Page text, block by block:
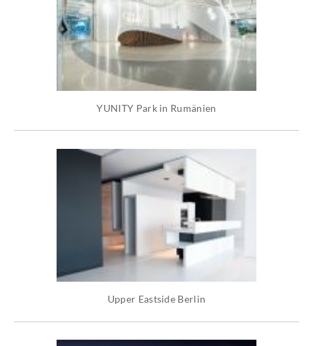
YUNITY Park in Rumänien
Upper Eastside Berlin